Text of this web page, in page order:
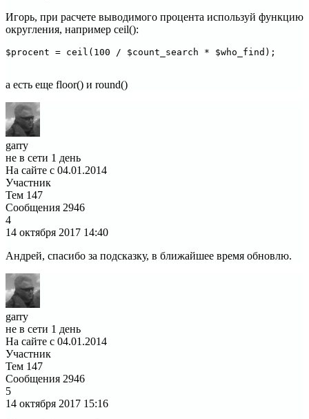
Игорь, при расчете выводимого процента используй функцию
округления, например ceil():
$procent = ceil(100 / $count_search * $who_find);
а есть еще floor() и round()
garry
не в сети 1 день
На сайте с 04.01.2014
Участник
Тем 147
Сообщения 2946
4
14 октября 2017 14:40
Андрей, спасибо за подсказку, в ближайшее время обновлю.
garry
не в сети 1 день
На сайте с 04.01.2014
Участник
Тем 147
Сообщения 2946
5
14 октября 2017 15:16